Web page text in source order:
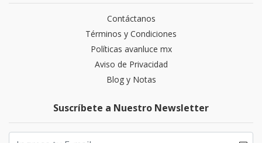
Contáctanos
Términos y Condiciones
Políticas avanluce mx
Aviso de Privacidad
Blog y Notas
Suscríbete a Nuestro Newsletter